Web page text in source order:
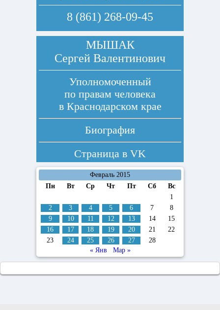
8 (861) 268-09-45
МЫШАК
Сергей Валентинович
Уполномоченный
по правам человека
в Краснодарском крае
Биография
Страница в VK
Февраль 2015
Пн
Вт Ср Чт Пт Сб
Вс
1
2
3 4 5 6 7
8
9
10 11 12 13 14
15
16
17 18 19 20 21
22
23
24 25 26 27
28
« Янв
Мар »